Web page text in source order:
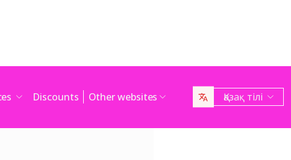
Discounts Other websites Қазақ тілі